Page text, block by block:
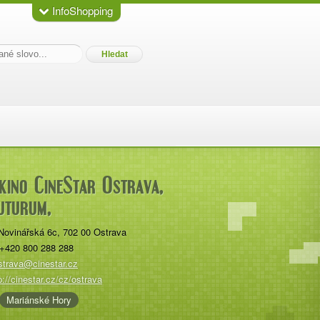
CineStar Ostrava,
6c, 702 00 Ostrava
+420 800 288 288
cinestar.cz/cz/ostrava
Mariánské Hory
InfoShopping